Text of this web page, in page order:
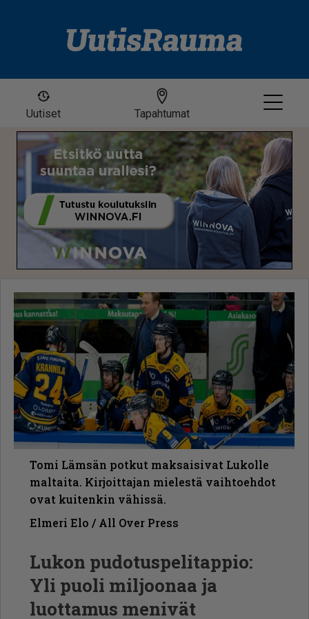
Uutiset Tapahtumat
Tomi Lämsän potkut maksaisivat Lukolle
maltaita. Kirjoittajan mielestä vaihtoehdot
ovat kuitenkin vähissä.
Elmeri Elo / All Over Press
Lukon pudotuspelitappio:
Yli puoli miljoonaa ja
luottamus menivät